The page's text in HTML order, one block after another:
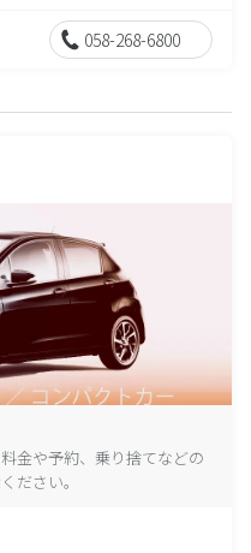
058-268-6800
金や予約、乗り捨てなどの
ださい。